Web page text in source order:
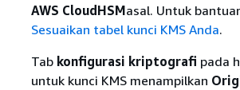
AWS CloudHSMasal. Untuk
Sesuaikan tabel kunci KMS Anda.
Tab konfigurasi kriptografi pada
untuk kunci KMS menampilkan